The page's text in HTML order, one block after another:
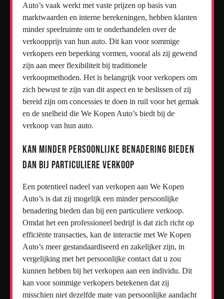
Auto’s vaak werkt met vaste prijzen op basis van
marktwaarden en interne berekeningen, hebben klanten
minder speelruimte om te onderhandelen over de
verkoopprijs van hun auto. Dit kan voor sommige
verkopers een beperking vormen, vooral als zij gewend
zijn aan meer flexibiliteit bij traditionele
verkoopmethoden. Het is belangrijk voor verkopers om
zich bewust te zijn van dit aspect en te beslissen of zij
bereid zijn om concessies te doen in ruil voor het gemak
en de snelheid die We Kopen Auto’s biedt bij de
verkoop van hun auto.
Kan minder persoonlijke benadering bieden
dan bij particuliere verkoop
Een potentieel nadeel van verkopen aan We Kopen
Auto’s is dat zij mogelijk een minder persoonlijke
benadering bieden dan bij een particuliere verkoop.
Omdat het een professioneel bedrijf is dat zich richt op
efficiënte transacties, kan de interactie met We Kopen
Auto’s meer gestandaardiseerd en zakelijker zijn, in
vergelijking met het persoonlijke contact dat u zou
kunnen hebben bij het verkopen aan een individu. Dit
kan voor sommige verkopers betekenen dat zij
misschien niet dezelfde mate van persoonlijke aandacht